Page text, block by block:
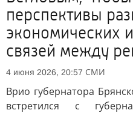
перспективы
экономических
связей между
4 июня 2026, 20:57 СМИ
Врио губернатора
встретился с